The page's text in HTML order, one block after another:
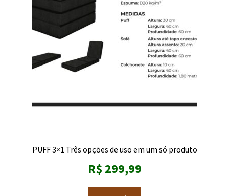
PUFF 3×1 Três opções de uso em um só produto
R$ 299,99